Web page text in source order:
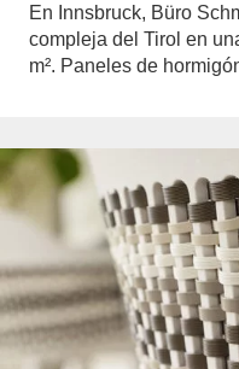
En Innsbruck, Büro
compleja del Tirol en
m². Paneles de